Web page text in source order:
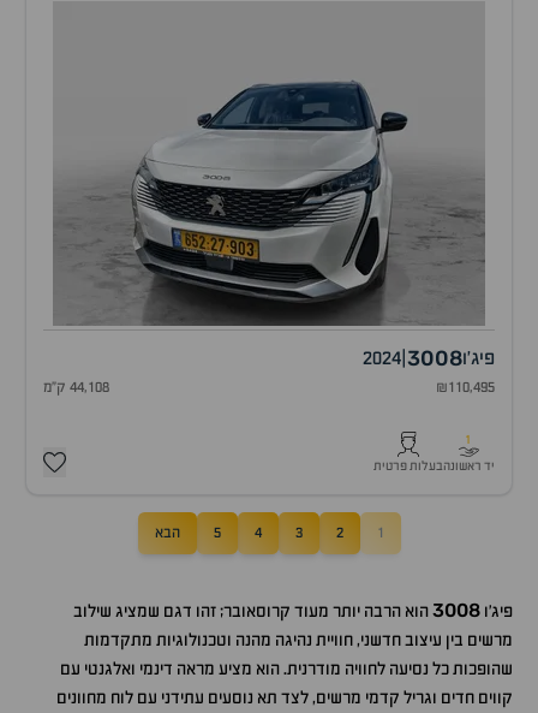
פיג'ו3008
2024
₪110,495 44,108 ק"מ
1
יד ראשונהבעלות פרטית
1
2
3
4
5 הבא
פיג'ו 3008הוא הרבה יותר מעוד קרוסאובר; זהו דגם שמציג שילוב
מרשים בין עיצוב חדשני, חוויית נהיגה מהנה וטכנולוגיות מתקדמות
שהופכות כל נסיעה לחוויה מודרנית. הוא מציע מראה דינמי ואלגנטי עם
קווים חדים וגריל קדמי מרשים, לצד תא נוסעים עתידני עם לוח מחוונים